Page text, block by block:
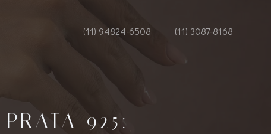
(11) 94824-6508 (11) 3087-8168
925: